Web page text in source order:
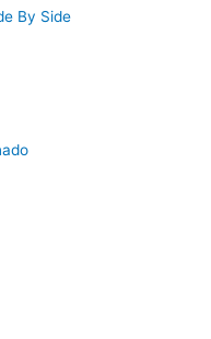
By Side